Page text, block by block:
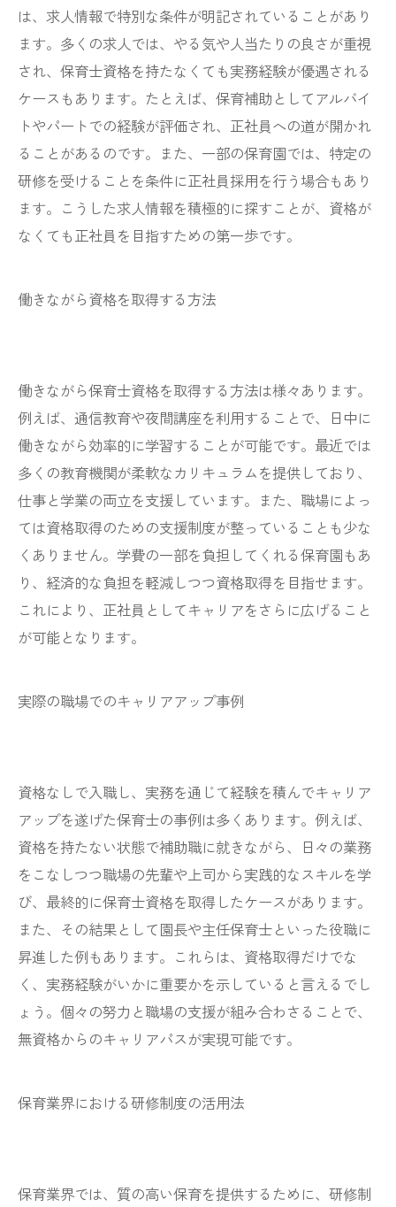
は、求人情報で特別な条件が明記されていることがあり
ます。多くの求人では、やる気や人当たりの良さが重視
され、保育士資格を持たなくても実務経験が優遇される
ケースもあります。たとえば、保育補助としてアルバイ
トやパートでの経験が評価され、正社員への道が開かれ
ることがあるのです。また、一部の保育園では、特定の
研修を受けることを条件に正社員採用を行う場合もあり
ます。こうした求人情報を積極的に探すことが、資格が
なくても正社員を目指すための第一歩です。
働きながら資格を取得する方法
働きながら保育士資格を取得する方法は様々あります。
例えば、通信教育や夜間講座を利用することで、日中に
働きながら効率的に学習することが可能です。最近では
多くの教育機関が柔軟なカリキュラムを提供しており、
仕事と学業の両立を支援しています。また、職場によっ
ては資格取得のための支援制度が整っていることも少な
くありません。学費の一部を負担してくれる保育園もあ
り、経済的な負担を軽減しつつ資格取得を目指せます。
これにより、正社員としてキャリアをさらに広げること
が可能となります。
実際の職場でのキャリアアップ事例
資格なしで入職し、実務を通じて経験を積んでキャリア
アップを遂げた保育士の事例は多くあります。例えば、
資格を持たない状態で補助職に就きながら、日々の業務
をこなしつつ職場の先輩や上司から実践的なスキルを学
び、最終的に保育士資格を取得したケースがあります。
また、その結果として園長や主任保育士といった役職に
昇進した例もあります。これらは、資格取得だけでな
く、実務経験がいかに重要かを示していると言えるでし
ょう。個々の努力と職場の支援が組み合わさることで、
無資格からのキャリアパスが実現可能です。
保育業界における研修制度の活用法
保育業界では、質の高い保育を提供するために、研修制